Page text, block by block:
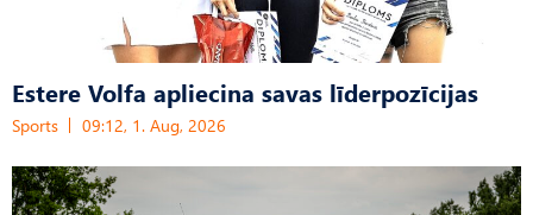
Estere Volfa apliecina savas līderpozīcijas
Sports 09:12, 1. Aug, 2026